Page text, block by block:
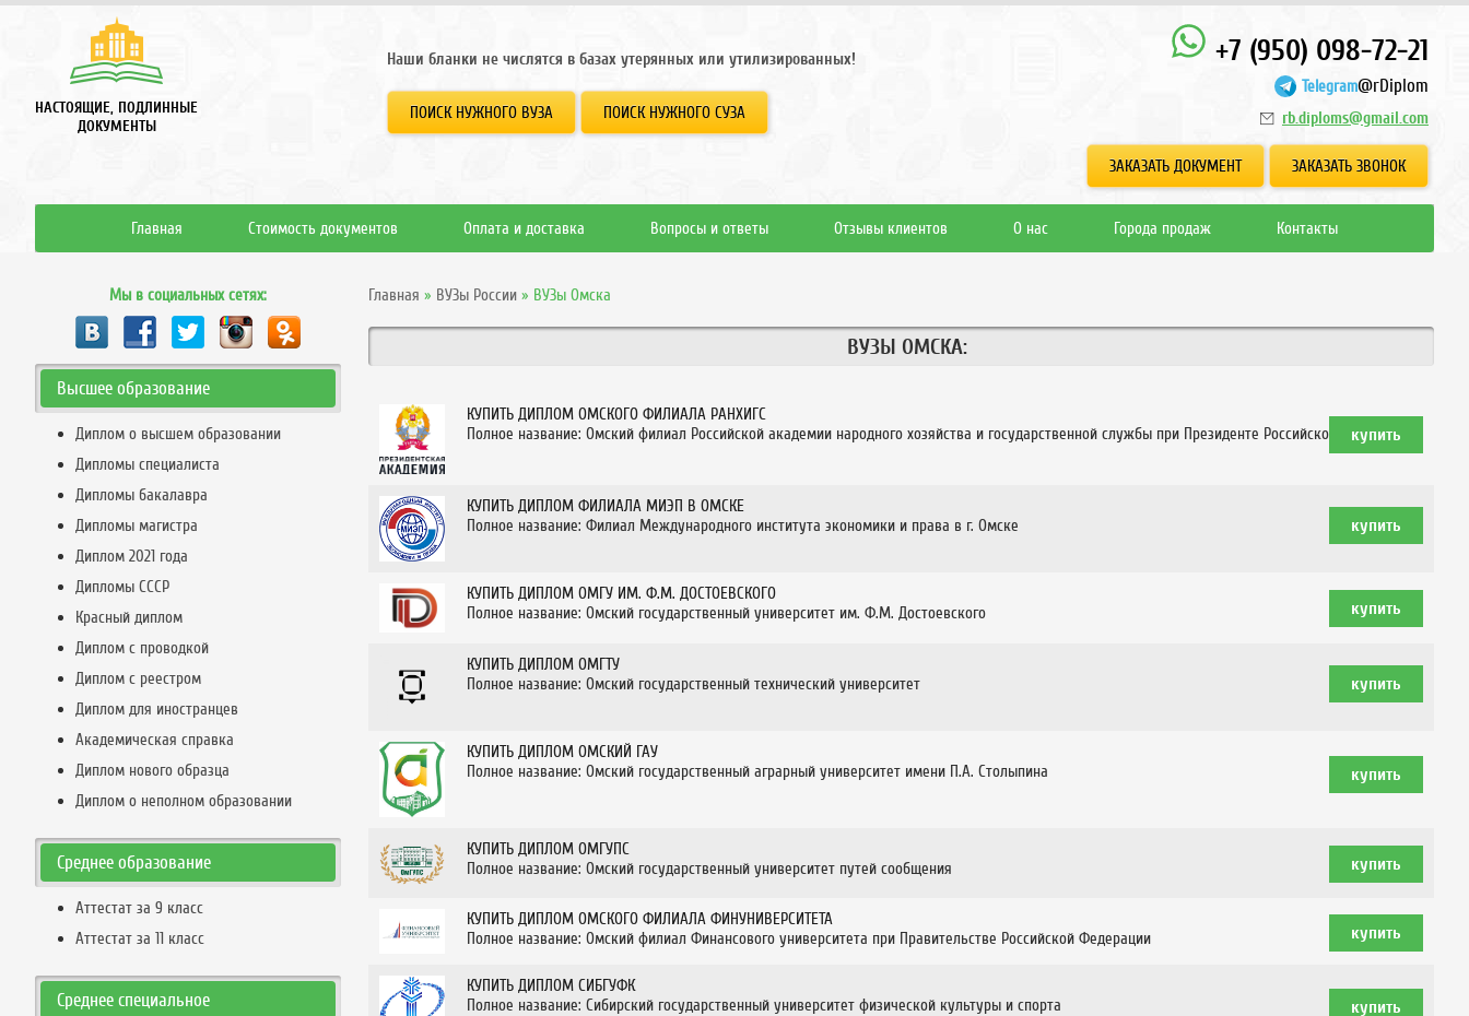
НАСТОЯЩИЕ, ПОДЛИННЫЕ
ДОКУМЕНТЫ
Наши бланки не числятся в базах утерянных или утилизированных!
ПОИСК НУЖНОГО ВУЗА ПОИСК НУЖНОГО СУЗА
+7 (950) 098-72-21
Telegram@rDiplom
rb.diploms@gmail.com
ЗАКАЗАТЬ ДОКУМЕНТ ЗАКАЗАТЬ ЗВОНОК
Главная Стоимость документов Оплата и доставка Вопросы и ответы Отзывы клиентов О нас Города продаж Контакты
Главная » ВУЗы России » ВУЗы Омска
ВУЗЫ ОМСКА:
КУПИТЬ ДИПЛОМ ОМСКОГО ФИЛИАЛА РАНХИГС
Полное название: Омский филиал Российской академии народного хозяйства и государственной службы при Президенте Российской Федерации
КУПИТЬ ДИПЛОМ ФИЛИАЛА МИЭП В ОМСКЕ
Полное название: Филиал Международного института экономики и права в г. Омске
КУПИТЬ ДИПЛОМ ОМГУ ИМ. Ф.М. ДОСТОЕВСКОГО
Полное название: Омский государственный университет им. Ф.М. Достоевского
КУПИТЬ ДИПЛОМ ОМГТУ
Полное название: Омский государственный технический университет
КУПИТЬ ДИПЛОМ ОМСКИЙ ГАУ
Полное название: Омский государственный аграрный университет имени П.А. Столыпина
КУПИТЬ ДИПЛОМ ОМГУПС
Полное название: Омский государственный университет путей сообщения
КУПИТЬ ДИПЛОМ ОМСКОГО ФИЛИАЛА ФИНУНИВЕРСИТЕТА
Полное название: Омский филиал Финансового университета при Правительстве Российской Федерации
КУПИТЬ ДИПЛОМ СИБГУФК
Полное название: Сибирский государственный университет физической культуры и спорта
Мы в социальных сетях:
Высшее образование
Диплом о высшем образовании
Дипломы специалиста
Дипломы бакалавра
Дипломы магистра
Диплом 2021 года
Дипломы СССР
Красный диплом
Диплом с проводкой
Диплом с реестром
Диплом для иностранцев
Академическая справка
Диплом нового образца
Диплом о неполном образовании
Среднее образование
Аттестат за 9 класс
Аттестат за 11 класс
Среднее специальное